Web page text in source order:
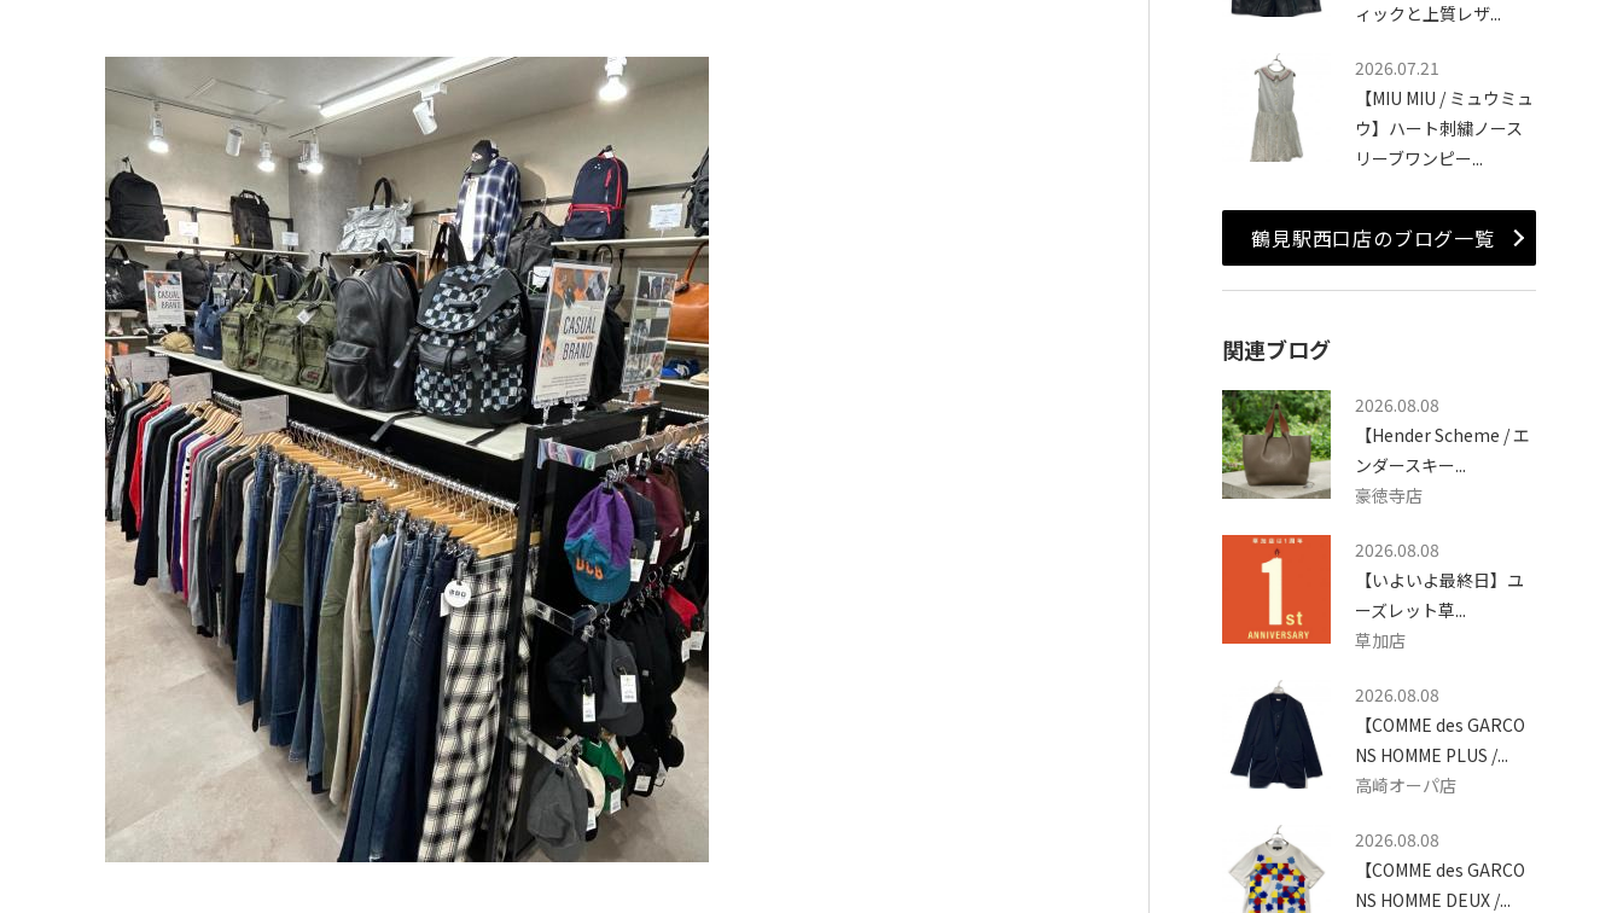
ィックと上質レザ...
2026.07.21
【MIU MIU / ミュウミュ
ウ】ハート刺繍ノース
リーブワンピー...
鶴見駅西口店のブログ一覧
関連ブログ
2026.08.08
【Hender Scheme / エ
ンダースキー...
豪徳寺店
2026.08.08
【いよいよ最終日】ユ
ーズレット草...
草加店
2026.08.08
【COMME des GARCO
NS HOMME PLUS /...
高崎オーパ店
2026.08.08
【COMME des GARCO
NS HOMME DEUX /...